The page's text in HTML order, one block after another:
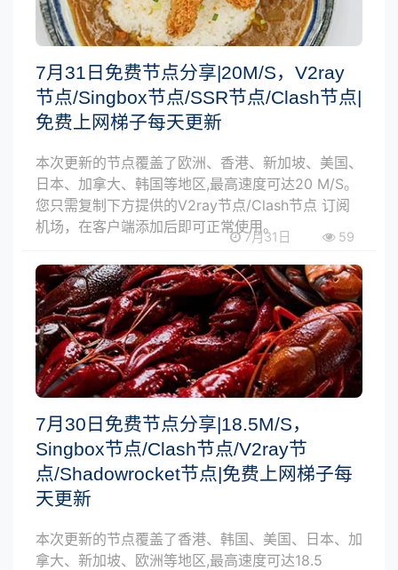
7月31日免费节点分享|20M/S，V2ray
节点/Singbox节点/SSR节点/Clash节点|
免费上网梯子每天更新
本次更新的节点覆盖了欧洲、香港、新加坡、美国、
日本、加拿大、韩国等地区,最高速度可达20 M/S。
您只需复制下方提供的V2ray节点/Clash节点 订阅
机场，在客户端添加后即可正常使用。
7月31日 59
7月30日免费节点分享|18.5M/S，
Singbox节点/Clash节点/V2ray节
点/Shadowrocket节点|免费上网梯子每
天更新
本次更新的节点覆盖了香港、韩国、美国、日本、加
拿大、新加坡、欧洲等地区,最高速度可达18.5